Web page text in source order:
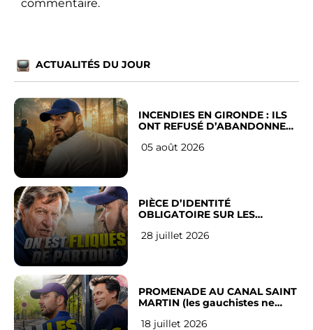
commentaire.
ACTUALITÉS DU JOUR
INCENDIES EN GIRONDE : ILS
ONT REFUSÉ D’ABANDONNER
05 août 2026
PIÈCE D’IDENTITÉ
OBLIGATOIRE SUR LES
Français
28 juillet 2026
PROMENADE AU CANAL SAINT
MARTIN (les gauchistes ne
18 juillet 2026